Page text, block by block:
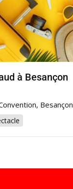
à Besançon
Besançon